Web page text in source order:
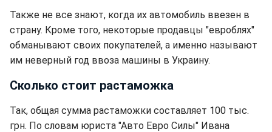
Также не все знают, когда их автомобиль ввезен в
страну. Кроме того, некоторые продавцы "евроблях"
обманывают своих покупателей, а именно называют
им неверный год ввоза машины в Украину.
Сколько стоит растаможка
Так, общая сумма растаможки составляет 100 тыс.
грн. По словам юриста "Авто Евро Силы" Ивана